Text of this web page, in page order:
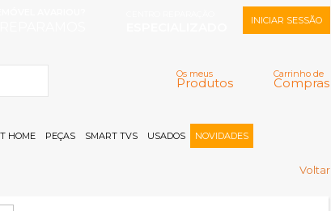
Carrinho de
Compras
Os meus
Produtos
INICIAR SESSÃO
Memorizar
Registar |
HOME PEÇAS SMART TVS USADOS NOVIDADES
Voltar